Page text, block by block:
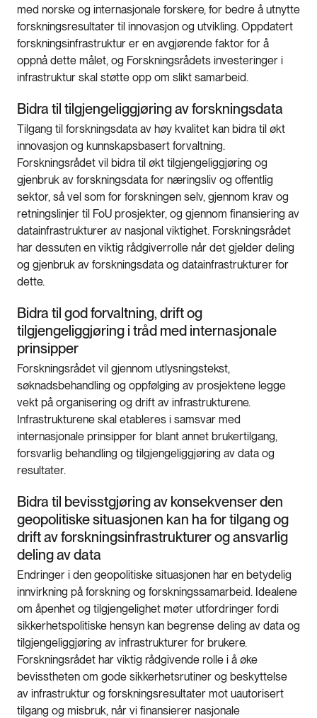
med norske og internasjonale forskere, for bedre å utnytte
forskningsresultater til innovasjon og utvikling. Oppdatert
forskningsinfrastruktur er en avgjørende faktor for å
oppnå dette målet, og Forskningsrådets investeringer i
infrastruktur skal støtte opp om slikt samarbeid.
Bidra til tilgjengeliggjøring av forskningsdata
Tilgang til forskningsdata av høy kvalitet kan bidra til økt
innovasjon og kunnskapsbasert forvaltning.
Forskningsrådet vil bidra til økt tilgjengeliggjøring og
gjenbruk av forskningsdata for næringsliv og offentlig
sektor, så vel som for forskningen selv, gjennom krav og
retningslinjer til FoU prosjekter, og gjennom finansiering av
datainfrastrukturer av nasjonal viktighet. Forskningsrådet
har dessuten en viktig rådgiverrolle når det gjelder deling
og gjenbruk av forskningsdata og datainfrastrukturer for
dette.
Bidra til god forvaltning, drift og
tilgjengeliggjøring i tråd med internasjonale
prinsipper
Forskningsrådet vil gjennom utlysningstekst,
søknadsbehandling og oppfølging av prosjektene legge
vekt på organisering og drift av infrastrukturene.
Infrastrukturene skal etableres i samsvar med
internasjonale prinsipper for blant annet brukertilgang,
forsvarlig behandling og tilgjengeliggjøring av data og
resultater.
Bidra til bevisstgjøring av konsekvenser den
geopolitiske situasjonen kan ha for tilgang og
drift av forskningsinfrastrukturer og ansvarlig
deling av data
Endringer i den geopolitiske situasjonen har en betydelig
innvirkning på forskning og forskningssamarbeid. Idealene
om åpenhet og tilgjengelighet møter utfordringer fordi
sikkerhetspolitiske hensyn kan begrense deling av data og
tilgjengeliggjøring av infrastrukturer for brukere.
Forskningsrådet har viktig rådgivende rolle i å øke
bevisstheten om gode sikkerhetsrutiner og beskyttelse
av infrastruktur og forskningsresultater mot uautorisert
tilgang og misbruk, når vi finansierer nasjonale